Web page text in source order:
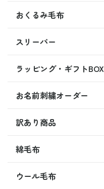
おくるみ毛布
スリーパー
ラッピング・ギフトBOX
お名前刺繍オーダー
訳あり商品
綿毛布
ウール毛布